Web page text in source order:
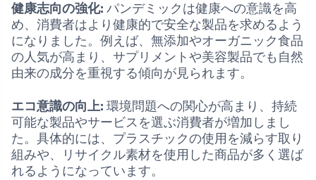
健康志向の強化: パンデミックは健康への意識を高
め、消費者はより健康的で安全な製品を求めるよう
になりました。例えば、無添加やオーガニック食品
の人気が高まり、サプリメントや美容製品でも自然
由来の成分を重視する傾向が見られます。
エコ意識の向上: 環境問題への関心が高まり、持続
可能な製品やサービスを選ぶ消費者が増加しまし
た。具体的には、プラスチックの使用を減らす取り
組みや、リサイクル素材を使用した商品が多く選ば
れるようになっています。